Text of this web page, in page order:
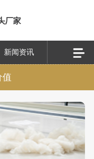
厂家
新闻资讯
值